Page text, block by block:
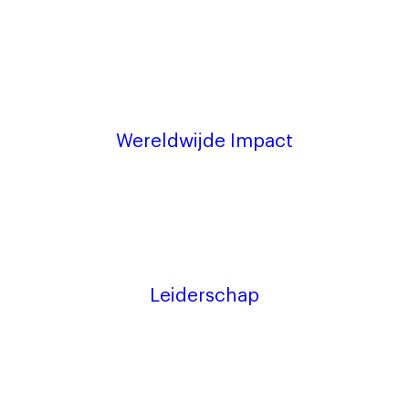
Wereldwijde Impact
Leiderschap